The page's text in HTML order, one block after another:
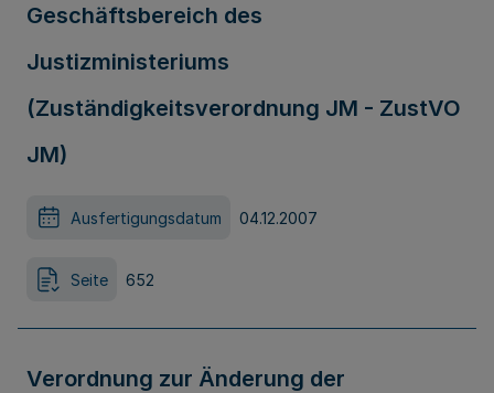
Geschäftsbereich des
Justizministeriums
(Zuständigkeitsverordnung JM - ZustVO
JM)
Ausfertigungsdatum 04.12.2007
Seite 652
Verordnung zur Änderung der